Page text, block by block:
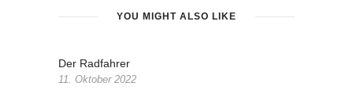
YOU MIGHT ALSO LIKE
Der Radfahrer
11. Oktober 2022